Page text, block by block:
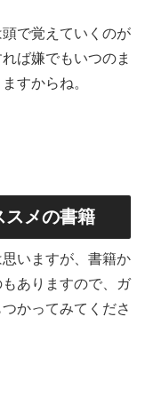
で覚えていくのが
ば嫌でもいつのま
すからね。
スメの書籍
いますが、書籍か
ありますので、ガ
かってみてくださ